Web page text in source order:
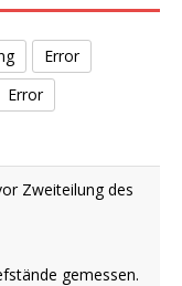
Error
Error
Zweiteilung des
gemessen.